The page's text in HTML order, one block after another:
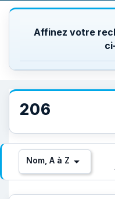
Affinez votre
206
Nom, A à Z 